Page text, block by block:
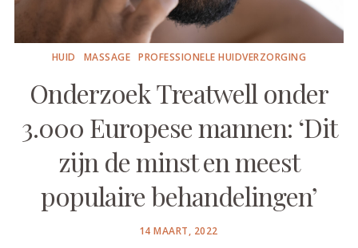
HUID MASSAGE PROFESSIONELE HUIDVERZORGING
Onderzoek Treatwell onder
3.000 Europese mannen: ‘Dit
zijn de minst en meest
populaire behandelingen’
POSTED
14 MAART, 2022